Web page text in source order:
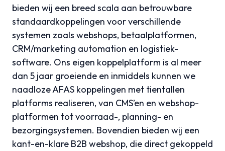
bieden wij een breed scala aan betrouwbare
standaardkoppelingen voor verschillende
systemen zoals webshops, betaalplatformen,
CRM/marketing automation en logistiek-
software. Ons eigen koppelplatform is al meer
dan 5 jaar groeiende en inmiddels kunnen we
naadloze AFAS koppelingen met tientallen
platforms realiseren, van CMS’en en webshop-
platformen tot voorraad-, planning- en
bezorgingsystemen. Bovendien bieden wij een
kant-en-klare B2B webshop, die direct gekoppeld